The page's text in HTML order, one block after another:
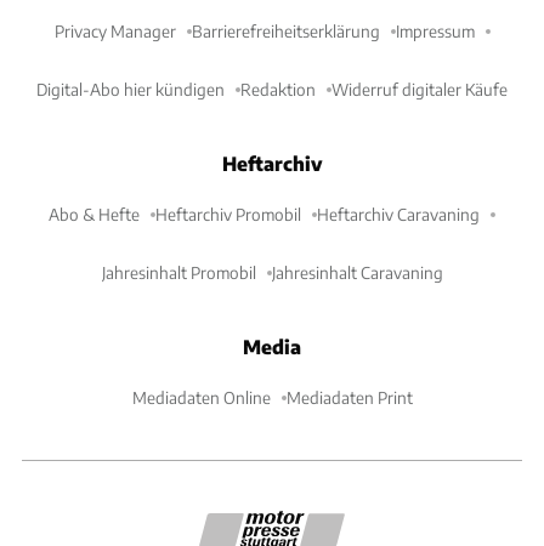
Privacy Manager Barrierefreiheitserklärung Impressum
Digital-Abo hier kündigen Redaktion Widerruf digitaler Käufe
Heftarchiv
Abo & Hefte Heftarchiv Promobil Heftarchiv Caravaning
Jahresinhalt Promobil Jahresinhalt Caravaning
Media
Mediadaten Online Mediadaten Print